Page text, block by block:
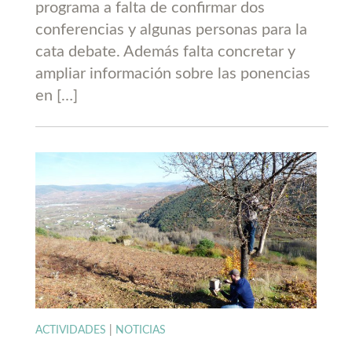
programa a falta de confirmar dos
conferencias y algunas personas para la
cata debate. Además falta concretar y
ampliar información sobre las ponencias
en […]
ACTIVIDADES NOTICIAS